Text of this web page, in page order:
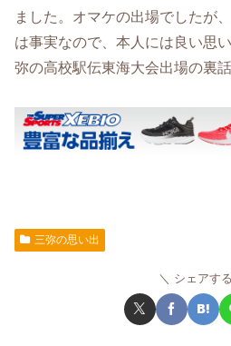
ました。オマケの出場でしたが
は事実なので、本人には良い思
弥の高校駅伝東海大会出場の裏話
三弥の思い出
シェアする